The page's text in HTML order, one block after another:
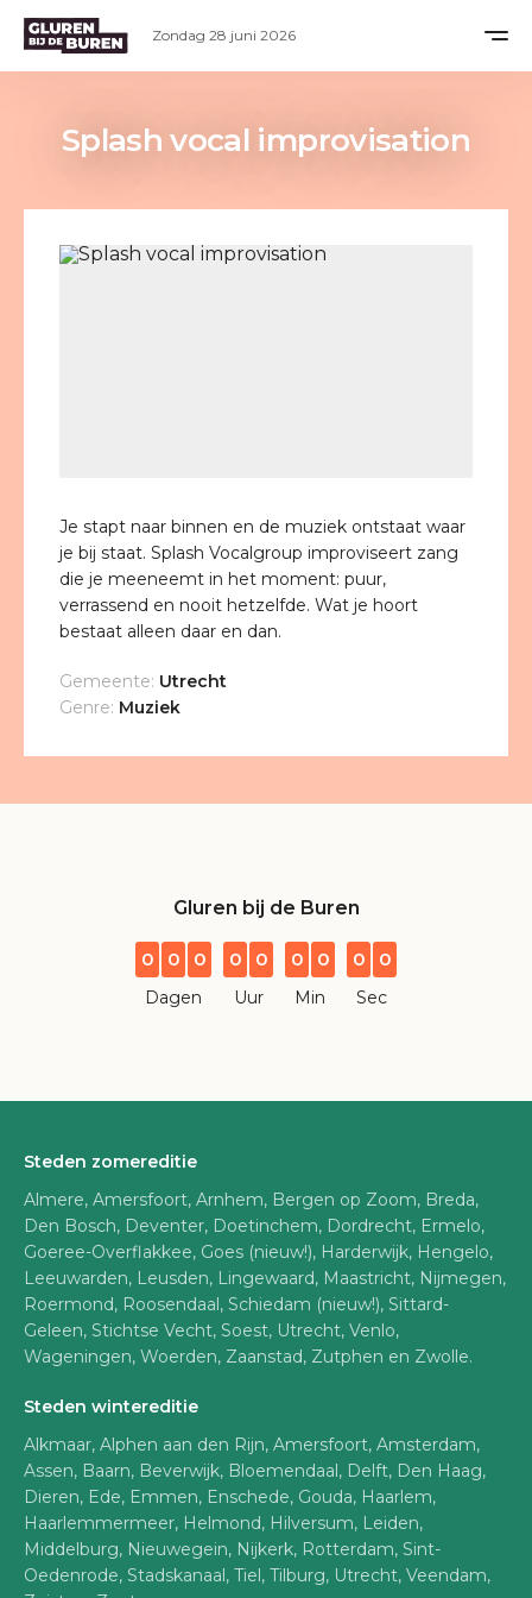
Splash vocal improvisation
Je stapt naar binnen en de muziek ontstaat waar
je bij staat. Splash Vocalgroup improviseert zang
die je meeneemt in het moment: puur,
verrassend en nooit hetzelfde. Wat je hoort
bestaat alleen daar en dan.
Gemeente: Utrecht
Genre: Muziek
Gluren bij de Buren
0 0 0
Dagen
0 0
Uur
0 0
Min
0 0
Sec
Steden zomereditie
Almere, Amersfoort, Arnhem, Bergen op Zoom, Breda,
Den Bosch, Deventer, Doetinchem, Dordrecht, Ermelo,
Goeree-Overflakkee, Goes (nieuw!), Harderwijk, Hengelo,
Leeuwarden, Leusden, Lingewaard, Maastricht, Nijmegen,
Roermond, Roosendaal, Schiedam (nieuw!), Sittard-
Geleen, Stichtse Vecht, Soest, Utrecht, Venlo,
Wageningen, Woerden, Zaanstad, Zutphen en Zwolle.
Steden wintereditie
Alkmaar, Alphen aan den Rijn, Amersfoort, Amsterdam,
Assen, Baarn, Beverwijk, Bloemendaal, Delft, Den Haag,
Dieren, Ede, Emmen, Enschede, Gouda, Haarlem,
Haarlemmermeer, Helmond, Hilversum, Leiden,
Middelburg, Nieuwegein, Nijkerk, Rotterdam, Sint-
Oedenrode, Stadskanaal, Tiel, Tilburg, Utrecht, Veendam,
Zondag 28 juni 2026